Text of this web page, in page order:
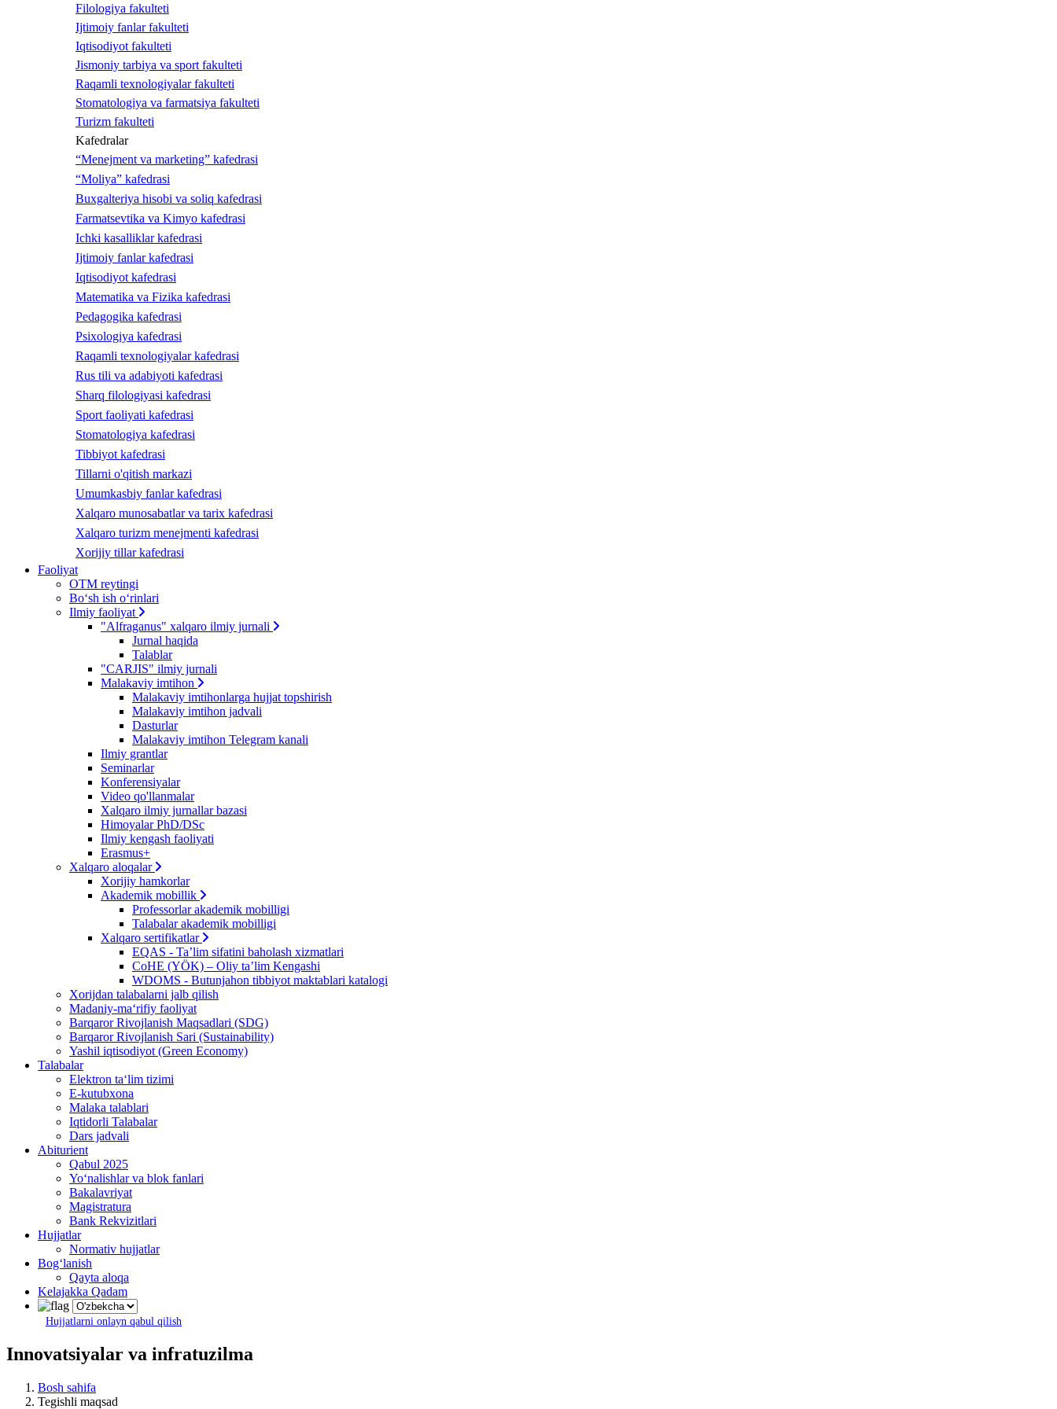
Filologiya fakulteti
Ijtimoiy fanlar fakulteti
Iqtisodiyot fakulteti
Jismoniy tarbiya va sport fakulteti
Raqamli texnologiyalar fakulteti
Stomatologiya va farmatsiya fakulteti
Turizm fakulteti
Kafedralar
“Menejment va marketing” kafedrasi
“Moliya” kafedrasi
Buxgalteriya hisobi va soliq kafedrasi
Farmatsevtika va Kimyo kafedrasi
Ichki kasalliklar kafedrasi
Ijtimoiy fanlar kafedrasi
Iqtisodiyot kafedrasi
Matematika va Fizika kafedrasi
Pedagogika kafedrasi
Psixologiya kafedrasi
Raqamli texnologiyalar kafedrasi
Rus tili va adabiyoti kafedrasi
Sharq filologiyasi kafedrasi
Sport faoliyati kafedrasi
Stomatologiya kafedrasi
Tibbiyot kafedrasi
Tillarni o'qitish markazi
Umumkasbiy fanlar kafedrasi
Xalqaro munosabatlar va tarix kafedrasi
Xalqaro turizm menejmenti kafedrasi
Xorijiy tillar kafedrasi
Faoliyat
OTM reytingi
Bo‘sh ish o‘rinlari
Ilmiy faoliyat
"Alfraganus" xalqaro ilmiy jurnali
Jurnal haqida
Talablar
"CARJIS" ilmiy jurnali
Malakaviy imtihon
Malakaviy imtihonlarga hujjat topshirish
Malakaviy imtihon jadvali
Dasturlar
Malakaviy imtihon Telegram kanali
Ilmiy grantlar
Seminarlar
Konferensiyalar
Video qo'llanmalar
Xalqaro ilmiy jurnallar bazasi
Himoyalar PhD/DSc
Ilmiy kengash faoliyati
Erasmus+
Xalqaro aloqalar
Xorijiy hamkorlar
Akademik mobillik
Professorlar akademik mobilligi
Talabalar akademik mobilligi
Xalqaro sertifikatlar
EQAS - Ta’lim sifatini baholash xizmatlari
CoHE (YÖK) – Oliy ta’lim Kengashi
WDOMS - Butunjahon tibbiyot maktablari katalogi
Xorijdan talabalarni jalb qilish
Madaniy-ma‘rifiy faoliyat
Barqaror Rivojlanish Maqsadlari (SDG)
Barqaror Rivojlanish Sari (Sustainability)
Yashil iqtisodiyot (Green Economy)
Talabalar
Elektron ta‘lim tizimi
E-kutubxona
Malaka talablari
Iqtidorli Talabalar
Dars jadvali
Abiturient
Qabul 2025
Yo‘nalishlar va blok fanlari
Bakalavriyat
Magistratura
Bank Rekvizitlari
Hujjatlar
Normativ hujjatlar
Bog‘lanish
Qayta aloqa
Kelajakka Qadam
Hujjatlarni onlayn qabul qilish
Innovatsiyalar va infratuzilma
Bosh sahifa
Tegishli maqsad